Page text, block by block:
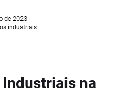
de 2023
industriais
na